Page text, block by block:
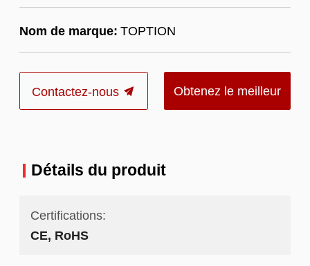
Nom de marque: TOPTION
Contactez-nous Obtenez le meilleur
Détails du produit
Certifications:
CE, RoHS